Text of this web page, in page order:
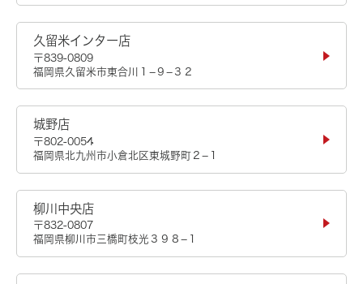
久留米インター店
〒839-0809
福岡県久留米市東合川１−９−３２
城野店
〒802-0054
福岡県北九州市小倉北区東城野町２−１
柳川中央店
〒832-0807
福岡県柳川市三橋町枝光３９８−１